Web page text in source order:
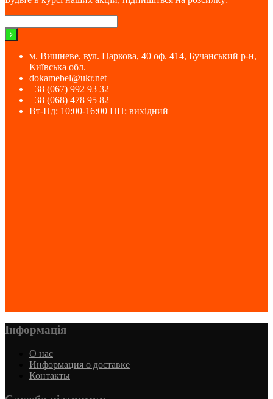
м. Вишневе, вул. Паркова, 40 оф. 414, Бучанський р-н,
Київська обл.
dokamebel@ukr.net
+38 (067) 992 93 32
+38 (068) 478 95 82
Вт-Нд: 10:00-16:00 ПН: вихідний
Інформація
О нас
Информация о доставке
Контакты